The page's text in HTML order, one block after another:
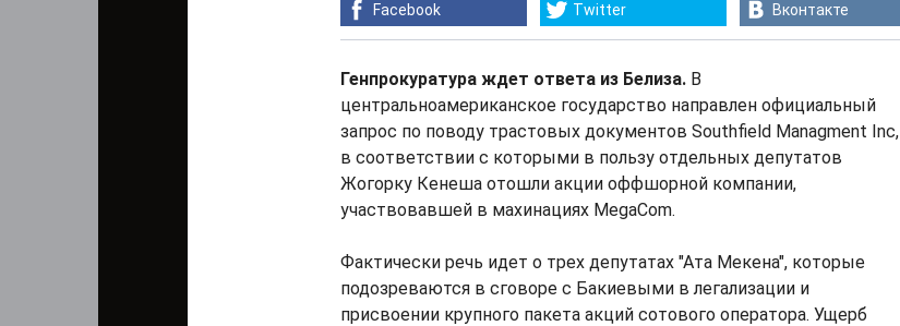
Facebook Twitter Вконтакте
Генпрокуратура ждет ответа из Белиза. В
центральноамериканское государство направлен официальный
запрос по поводу трастовых документов Southfield Managment Inc,
в соответствии с которыми в пользу отдельных депутатов
Жогорку Кенеша отошли акции оффшорной компании,
участвовавшей в махинациях MegaCom.
Фактически речь идет о трех депутатах "Ата Мекена", которые
подозреваются в сговоре с Бакиевыми в легализации и
присвоении крупного пакета акций сотового оператора. Ущерб